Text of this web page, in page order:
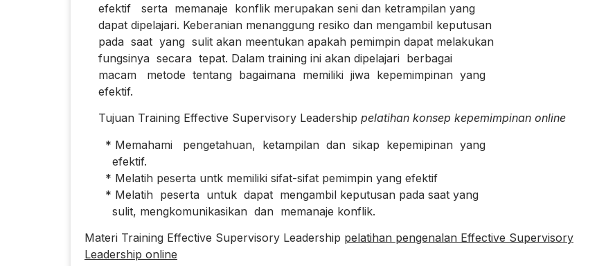
efektif serta memanaje konflik merupakan seni dan ketrampilan yang
dapat dipelajari. Keberanian menanggung resiko dan mengambil keputusan
pada saat yang sulit akan meentukan apakah pemimpin dapat melakukan
fungsinya secara tepat. Dalam training ini akan dipelajari berbagai
macam metode tentang bagaimana memiliki jiwa kepemimpinan yang
efektif.
Tujuan Training Effective Supervisory Leadership pelatihan konsep kepemimpinan online
* Memahami pengetahuan, ketampilan dan sikap kepemipinan yang
efektif.
* Melatih peserta untk memiliki sifat-sifat pemimpin yang efektif
* Melatih peserta untuk dapat mengambil keputusan pada saat yang
sulit, mengkomunikasikan dan memanaje konflik.
Materi Training Effective Supervisory Leadership pelatihan pengenalan Effective Supervisory
Leadership online